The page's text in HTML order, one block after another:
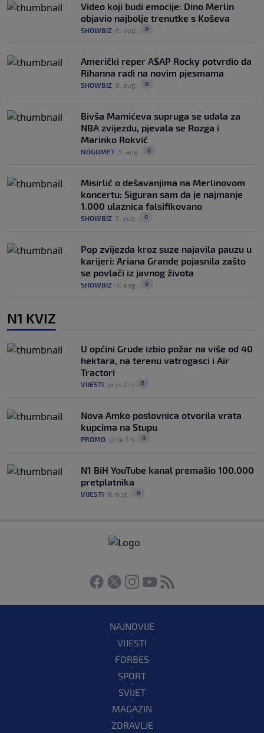
Video koji budi emocije: Dino Merlin
objavio najbolje trenutke s Koševa
SHOWBIZ 6. aug. 0
Američki reper A$AP Rocky potvrdio da
Rihanna radi na novim pjesmama
SHOWBIZ 6. aug. 0
Bivša Mamićeva supruga se udala za
NBA zvijezdu, pjevala se Rozga i
Marinko Rokvić
NOGOMET 5. aug. 0
Misirlić o dešavanjima na Merlinovom
koncertu: Siguran sam da je najmanje
1.000 ulaznica falsifikovano
SHOWBIZ 5. aug. 0
Pop zvijezda kroz suze najavila pauzu u
karijeri: Ariana Grande pojasnila zašto
se povlači iz javnog života
SHOWBIZ 4. aug. 0
N1 KVIZ
U općini Grude izbio požar na više od 40
hektara, na terenu vatrogasci i Air
Tractori
VIJESTI prije 2 h 0
Nova Amko poslovnica otvorila vrata
kupcima na Stupu
PROMO prije 5 h 0
N1 BiH YouTube kanal premašio 100.000
pretplatnika
VIJESTI 6. aug. 0
NAJNOVIJE
VIJESTI
FORBES
SPORT
SVIJET
MAGAZIN
ZDRAVLJE